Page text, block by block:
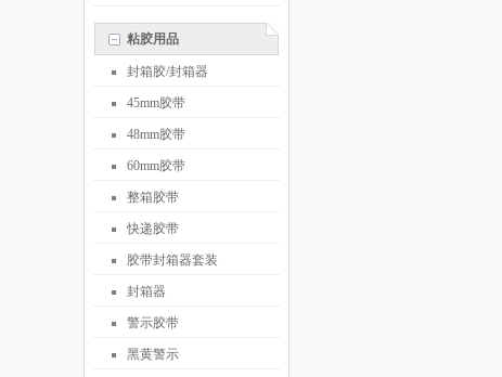
粘胶用品
封箱胶/封箱器
45mm胶带
48mm胶带
60mm胶带
整箱胶带
快递胶带
胶带封箱器套装
封箱器
警示胶带
黑黄警示